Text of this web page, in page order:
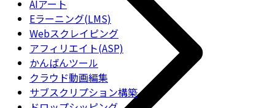
AIアート
Eラーニング(LMS)
Webスクレイピング
アフィリエイト(ASP)
かんばんツール
クラウド動画編集
サブスクリプション構築